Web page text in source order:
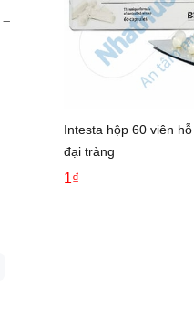
Intesta hộp 60 viên
đại tràng
1₫